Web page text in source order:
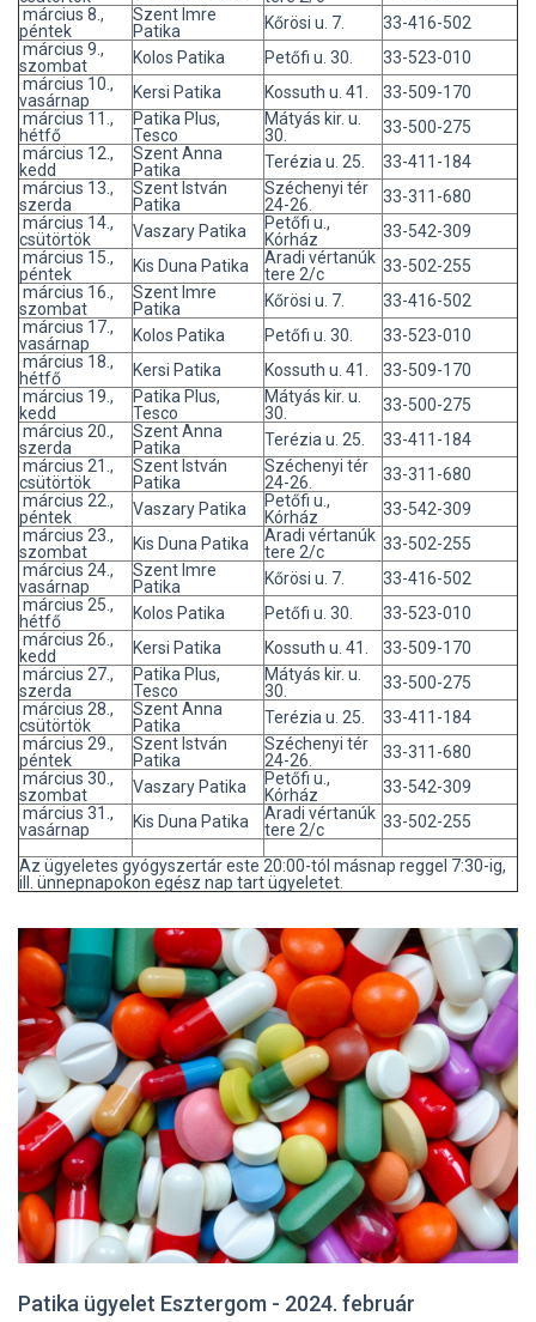
március 8.,
péntek
Szent Imre
Patika
Kőrösi u. 7.
33-416-502
március 9.,
szombat
Kolos Patika Petőfi u. 30.
33-523-010
március 10.,
vasárnap
Kersi Patika Kossuth u. 41.
33-509-170
március 11.,
hétfő
Patika Plus,
Tesco
Mátyás kir. u.
30.
33-500-275
március 12.,
kedd
Szent Anna
Patika
Terézia u. 25.
33-411-184
március 13.,
szerda
Szent István
Patika
Széchenyi tér
24-26.
33-311-680
március 14.,
csütörtök
Vaszary Patika
Petőfi u.,
Kórház
33-542-309
március 15.,
péntek
Kis Duna Patika
Aradi vértanúk
tere 2/c
33-502-255
március 16.,
szombat
Szent Imre
Patika
Kőrösi u. 7.
33-416-502
március 17.,
vasárnap
Kolos Patika Petőfi u. 30.
33-523-010
március 18.,
hétfő
Kersi Patika Kossuth u. 41.
33-509-170
március 19.,
kedd
Patika Plus,
Tesco
Mátyás kir. u.
30.
33-500-275
március 20.,
szerda
Szent Anna
Patika
Terézia u. 25.
33-411-184
március 21.,
csütörtök
Szent István
Patika
Széchenyi tér
24-26.
33-311-680
március 22.,
péntek
Vaszary Patika
Petőfi u.,
Kórház
33-542-309
március 23.,
szombat
Kis Duna Patika
Aradi vértanúk
tere 2/c
33-502-255
március 24.,
vasárnap
Szent Imre
Patika
Kőrösi u. 7.
33-416-502
március 25.,
hétfő
Kolos Patika Petőfi u. 30.
33-523-010
március 26.,
kedd
Kersi Patika Kossuth u. 41.
33-509-170
március 27.,
szerda
Patika Plus,
Tesco
Mátyás kir. u.
30.
33-500-275
március 28.,
csütörtök
Szent Anna
Patika
Terézia u. 25.
33-411-184
március 29.,
péntek
Szent István
Patika
Széchenyi tér
24-26.
33-311-680
március 30.,
szombat
Vaszary Patika
Petőfi u.,
Kórház
33-542-309
március 31.,
vasárnap
Kis Duna Patika
Aradi vértanúk
tere 2/c
33-502-255
Az ügyeletes gyógyszertár este 20:00-tól másnap reggel 7:30-ig,
ill. ünnepnapokon egész nap tart ügyeletet.
Patika ügyelet Esztergom - 2024. február